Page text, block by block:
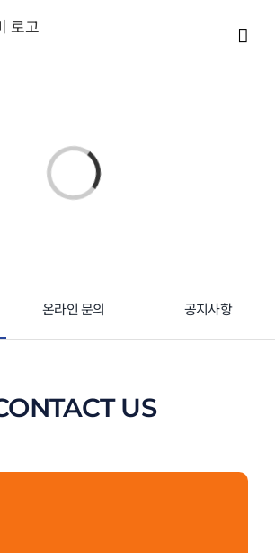
Loading...
온라인 문의 공지사항
US